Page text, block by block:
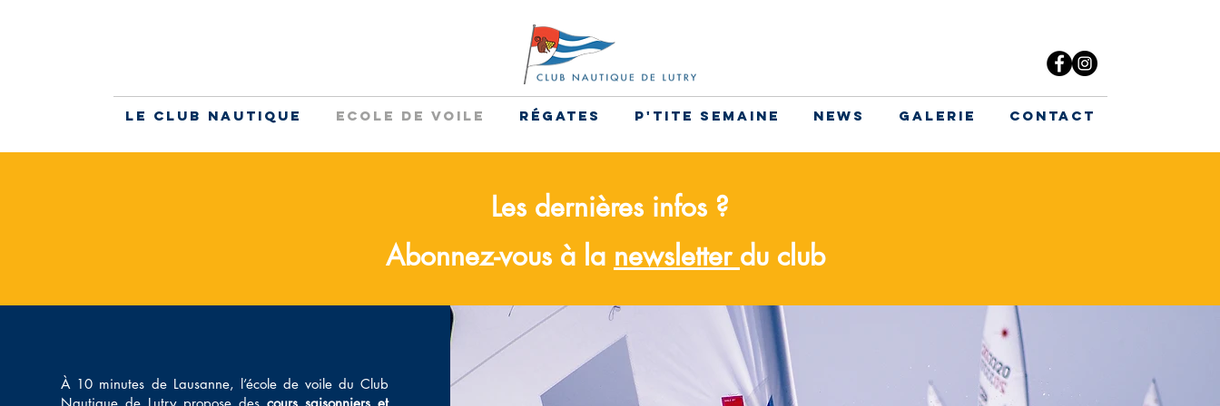
Le Club Nautique Ecole de voile Régates P'tite Semaine News Galerie Contact
Les dernières infos ?
Abonnez-vous à la newsletter du club
À 10 minutes de Lausanne, l’école de voile du Club